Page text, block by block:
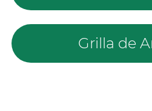
Grilla de